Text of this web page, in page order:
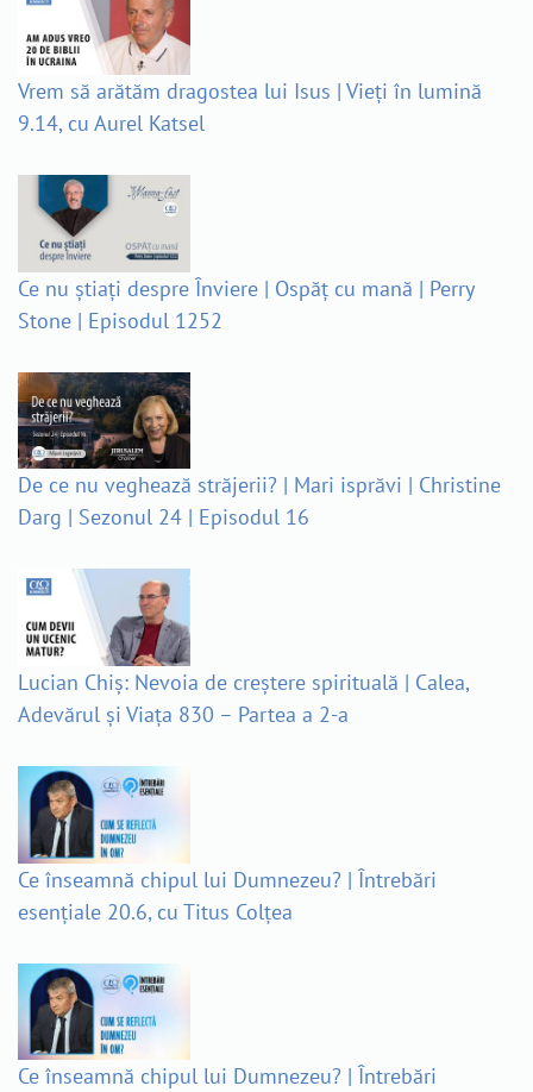
Vrem să arătăm dragostea lui Isus | Vieți în lumină
9.14, cu Aurel Katsel
Ce nu știați despre Înviere | Ospăț cu mană | Perry
Stone | Episodul 1252
De ce nu veghează străjerii? | Mari isprăvi | Christine
Darg | Sezonul 24 | Episodul 16
Lucian Chiș: Nevoia de creștere spirituală | Calea,
Adevărul și Viața 830 – Partea a 2-a
Ce înseamnă chipul lui Dumnezeu? | Întrebări
esențiale 20.6, cu Titus Colțea
Ce înseamnă chipul lui Dumnezeu? | Întrebări